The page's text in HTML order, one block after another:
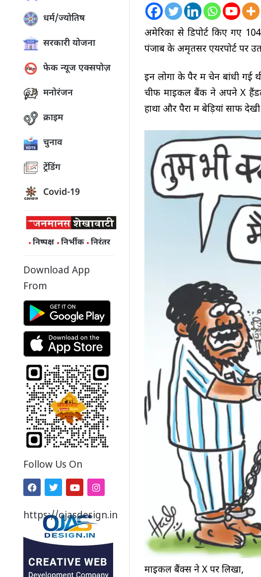
धर्म/ज्योतिष
सरकारी योजना
फेक न्यूज एक्सपोज़
मनोरंजन
क्राइम
चुनाव
ट्रेंडिंग
Covid-19
निष्पक्ष निर्भीक निरंतर
Download App
From
Follow Us On
https://ojasdesign.in
अमेरिका से डिपोर्ट किए गए
पंजाब के अमृतसर एयरपोर्ट पर
इन लोगों के पैर में चेन बांधी गई
चीफ माइकल बैंक ने अपने X हैंडल
हाथों और पैरों में बेड़ियां साफ
माइकल बैंक्स ने X पर लिखा,